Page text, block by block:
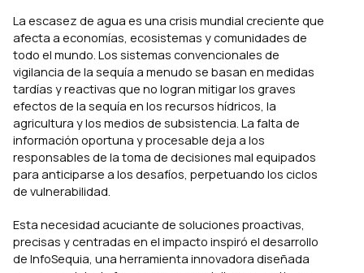
La escasez de agua es una crisis mundial creciente que
afecta a economías, ecosistemas y comunidades de
todo el mundo. Los sistemas convencionales de
vigilancia de la sequía a menudo se basan en medidas
tardías y reactivas que no logran mitigar los graves
efectos de la sequía en los recursos hídricos, la
agricultura y los medios de subsistencia. La falta de
información oportuna y procesable deja a los
responsables de la toma de decisiones mal equipados
para anticiparse a los desafíos, perpetuando los ciclos
de vulnerabilidad.
Esta necesidad acuciante de soluciones proactivas,
precisas y centradas en el impacto inspiró el desarrollo
de InfoSequia, una herramienta innovadora diseñada